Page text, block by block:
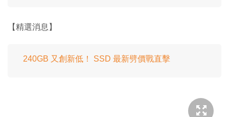
【精選消息】
240GB 又創新低！ SSD 最新劈價戰直擊